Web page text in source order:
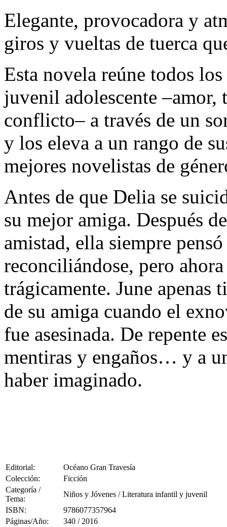
Elegante, provocadora y
giros y vueltas de tuerca
Esta novela reúne todos
juvenil adolescente –amor,
conflicto– a través de un
y los eleva a un rango de
mejores novelistas de
Antes de que Delia se
su mejor amiga. Después
amistad, ella siempre
reconciliándose, pero
trágicamente. June apenas
de su amiga cuando el
fue asesinada. De repente
mentiras y engaños… y a
haber imaginado.
Editorial:
Océano Gran Travesía
Colección:
Ficción
Categoría /
Tema:
Niños y Jóvenes / Literatura infantil y juvenil
ISBN:
9786077357964
Páginas/Año:
340 / 2016